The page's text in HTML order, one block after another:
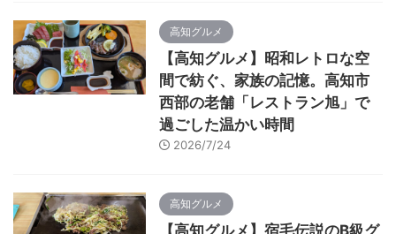
高知グルメ
【高知グルメ】昭和レトロな空
間で紡ぐ、家族の記憶。高知市
西部の老舗「レストラン旭」で
過ごした温かい時間
2026/7/24
高知グルメ
【高知グルメ】宿毛伝説のB級グ